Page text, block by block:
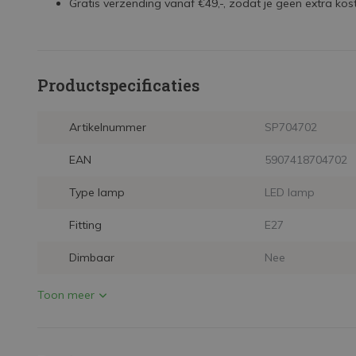
Gratis verzending vanaf €49,-, zodat je geen extra
Productspecificaties
Artikelnummer SP704702
EAN 5907418704702
Type lamp LED lamp
Fitting E27
Dimbaar Nee
Toon meer